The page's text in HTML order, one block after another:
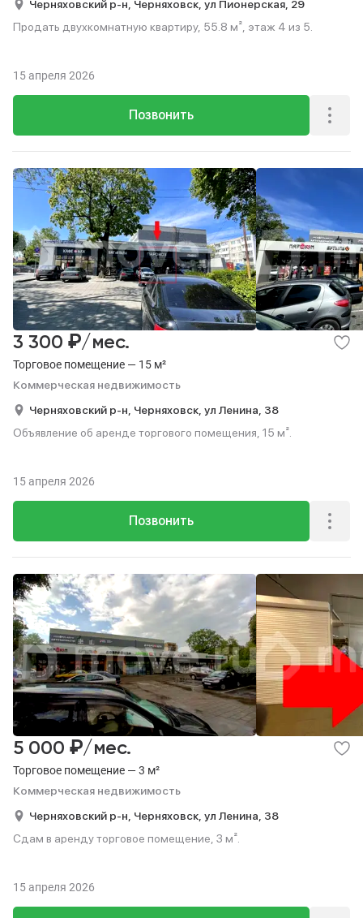
Черняховский р-н, Черняховск, ул Пионерская, 29
Продать двухкомнатную квартиру, 55.8 м², этаж 4 из 5.
Позвонить
15 апреля 2026
Торговое помещение — 15 м²
Коммерческая недвижимость
3 300 ₽/мес.
Черняховский р-н, Черняховск, ул Ленина, 38
Объявление об аренде торгового помещения, 15 м².
Позвонить
15 апреля 2026
Торговое помещение — 3 м²
Коммерческая недвижимость
5 000 ₽/мес.
Черняховский р-н, Черняховск, ул Ленина, 38
Сдам в аренду торговое помещение, 3 м².
15 апреля 2026